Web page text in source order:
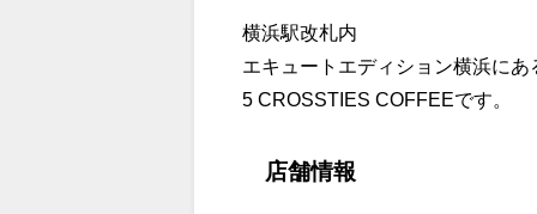
横浜駅改札内
エキュートエディション横浜にあ
5 CROSSTIES COFFEEです。
店舗情報